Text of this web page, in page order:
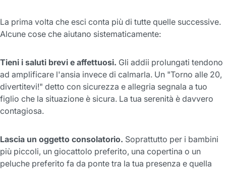
La prima volta che esci conta più di tutte quelle successive.
Alcune cose che aiutano sistematicamente:
Tieni i saluti brevi e affettuosi. Gli addii prolungati tendono
ad amplificare l'ansia invece di calmarla. Un "Torno alle 20,
divertitevi!" detto con sicurezza e allegria segnala a tuo
figlio che la situazione è sicura. La tua serenità è davvero
contagiosa.
Lascia un oggetto consolatorio. Soprattutto per i bambini
più piccoli, un giocattolo preferito, una copertina o un
peluche preferito fa da ponte tra la tua presenza e quella